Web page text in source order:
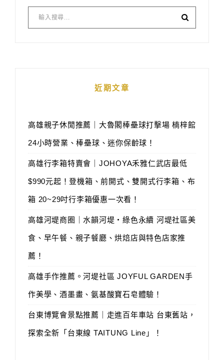
近期文章
高雄親子休閒推薦｜大魯閣棒壘球打擊場 楠梓館
24小時營業、棒壘球、迷你保齡球！
高雄行李箱特賣會｜JOHOYA禾雅仁武店最低
$990元起！登機箱、前開式、雙開式行李箱、布
箱 20~29吋行李箱優惠一次看！
高雄河堤商圈｜水韻河堤‧綠色永續 河堤社區美
食、早午餐、親子餐廳、烘焙店與特色店家推
薦！
高雄手作推薦。河堤社區 JOYFUL GARDEN手
作美學、酒墨畫、氨基酸寶石皂體驗！
台東博覽會景點推薦｜走進百年車站 台東舊站，
探索全新「台東線 TAITUNG Line」！